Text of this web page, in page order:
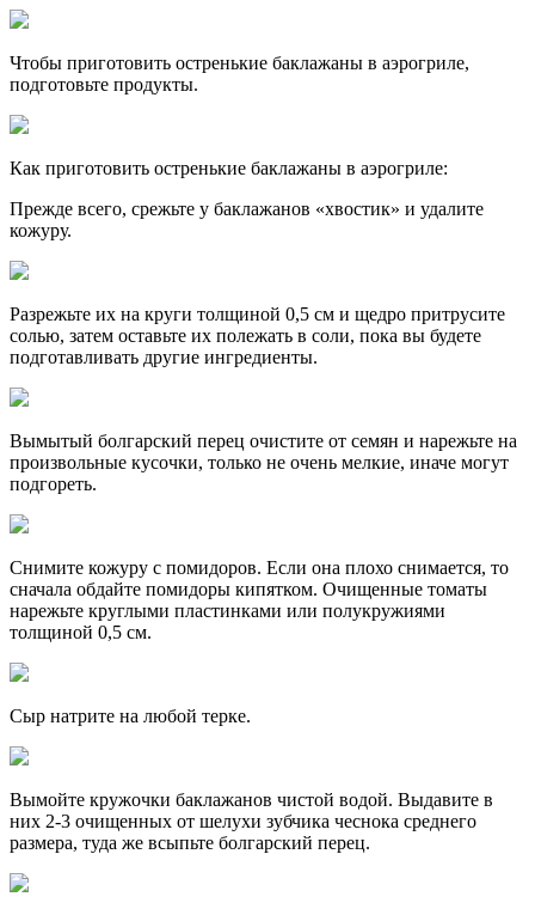
Чтобы приготовить остренькие баклажаны в аэрогриле,
подготовьте продукты.
Как приготовить остренькие баклажаны в аэрогриле:
Прежде всего, срежьте у баклажанов «хвостик» и удалите
кожуру.
Разрежьте их на круги толщиной 0,5 см и щедро притрусите
солью, затем оставьте их полежать в соли, пока вы будете
подготавливать другие ингредиенты.
Вымытый болгарский перец очистите от семян и нарежьте на
произвольные кусочки, только не очень мелкие, иначе могут
подгореть.
Снимите кожуру с помидоров. Если она плохо снимается, то
сначала обдайте помидоры кипятком. Очищенные томаты
нарежьте круглыми пластинками или полукружиями
толщиной 0,5 см.
Сыр натрите на любой терке.
Вымойте кружочки баклажанов чистой водой. Выдавите в
них 2-3 очищенных от шелухи зубчика чеснока среднего
размера, туда же всыпьте болгарский перец.